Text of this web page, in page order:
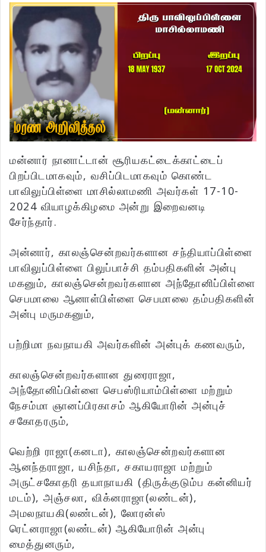
மன்னார் நானாட்டான் சூரியகட்டைக்காட்டைப்
பிறப்பிடமாகவும், வசிப்பிடமாகவும் கொண்ட
பாவிலுப்பிள்ளை மாசில்லாமணி அவர்கள் 17-10-
2024 வியாழக்கிழமை அன்று இறைவனடி
சேர்ந்தார்.
அன்னார், காலஞ்சென்றவர்களான சந்தியாப்பிள்ளை
பாவிலுப்பிள்ளை பிலுப்பாச்சி தம்பதிகளின் அன்பு
மகனும், காலஞ்சென்றவர்களான அந்தோனிப்பிள்ளை
செபமாலை ஆனாள்பிள்ளை செபமாலை தம்பதிகளின்
அன்பு மருமகனும்,
பற்றிமா நவநாயகி அவர்களின் அன்புக் கணவரும்,
காலஞ்சென்றவர்களான துரைராஜா,
அந்தோனிப்பிள்ளை செபஸ்ரியாம்பிள்ளை மற்றும்
நேசம்மா ஞானப்பிரகாசம் ஆகியோரின் அன்புச்
சகோதரரும்,
வெற்றி ராஜா(கனடா), காலஞ்சென்றவர்களான
ஆனந்தராஜா, யசிந்தா, சகாயராஜா மற்றும்
அருட்சகோதரி தயாநாயகி (திருக்குடும்ப கன்னியர்
மடம்), அஞ்சலா, விக்னராஜா(லண்டன்),
அமலநாயகி(லண்டன்), லோரன்ஸ்
ரெட்னராஜா(லண்டன்) ஆகியோரின் அன்பு
மைத்துனரும்,